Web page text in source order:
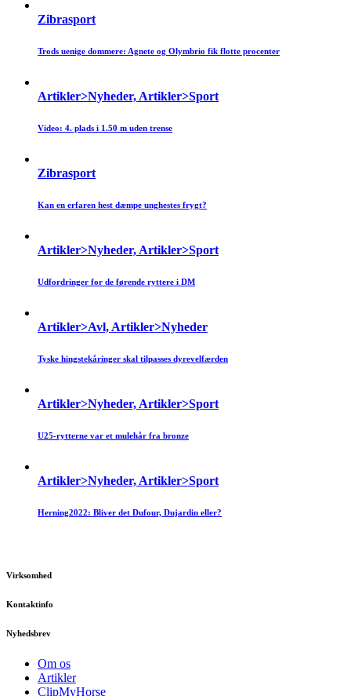
Zibrasport
Trods uenige dommere: Agnete og Olymbrio fik flotte procenter
Artikler>Nyheder, Artikler>Sport
Video: 4. plads i 1.50 m uden trense
Zibrasport
Kan en erfaren hest dæmpe unghestes frygt?
Artikler>Nyheder, Artikler>Sport
Udfordringer for de førende ryttere i DM
Artikler>Avl, Artikler>Nyheder
Tyske hingstekåringer skal tilpasses dyrevelfærden
Artikler>Nyheder, Artikler>Sport
U25-rytterne var et mulehår fra bronze
Artikler>Nyheder, Artikler>Sport
Herning2022: Bliver det Dufour, Dujardin eller?
Virksomhed
Kontaktinfo
Nyhedsbrev
Om os
Artikler
ClipMyHorse